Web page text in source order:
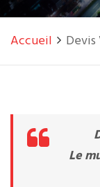
Accueil Devis
Le